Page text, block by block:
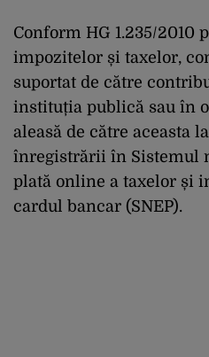
Conform HG 1.235/
impozitelor și taxelor,
suportat de către
instituția publică sau în
aleasă de către aceasta
înregistrării în Sistemul
plată online a taxelor și
cardul bancar (SNEP).